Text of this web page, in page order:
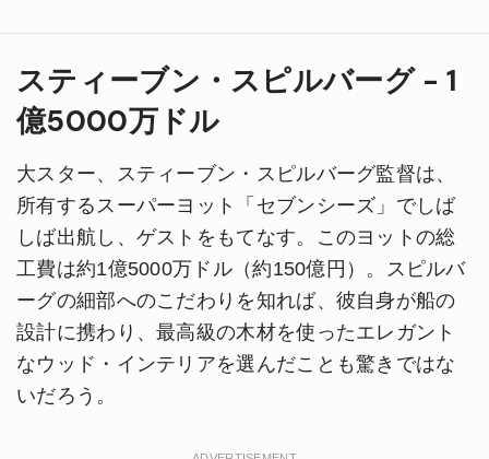
スティーブン・スピルバーグ - 1
億5000万ドル
大スター、スティーブン・スピルバーグ監督は、
所有するスーパーヨット「セブンシーズ」でしば
しば出航し、ゲストをもてなす。このヨットの総
工費は約1億5000万ドル（約150億円）。スピルバ
ーグの細部へのこだわりを知れば、彼自身が船の
設計に携わり、最高級の木材を使ったエレガント
なウッド・インテリアを選んだことも驚きではな
いだろう。